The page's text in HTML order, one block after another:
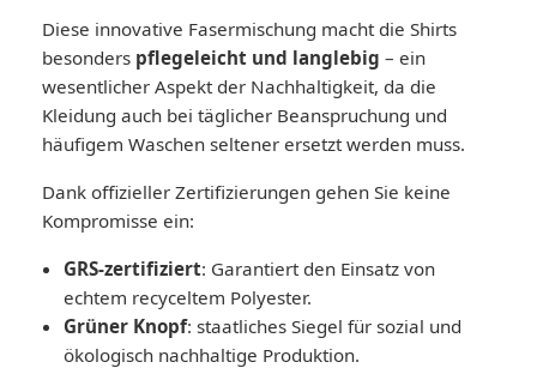
Diese innovative Fasermischung macht die Shirts
besonders pflegeleicht und langlebig – ein
wesentlicher Aspekt der Nachhaltigkeit, da die
Kleidung auch bei täglicher Beanspruchung und
häufigem Waschen seltener ersetzt werden muss.
Dank offizieller Zertifizierungen gehen Sie keine
Kompromisse ein:
GRS-zertifiziert: Garantiert den Einsatz von
echtem recyceltem Polyester.
Grüner Knopf: staatliches Siegel für sozial und
ökologisch nachhaltige Produktion.